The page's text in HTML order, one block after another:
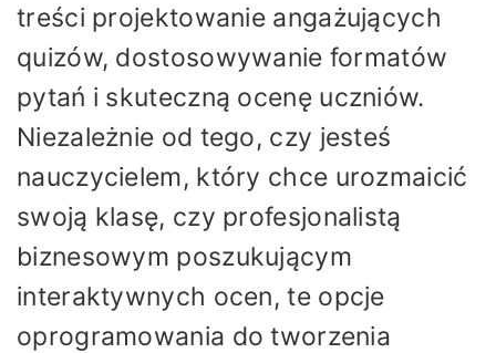
treści projektowanie angażujących
quizów, dostosowywanie formatów
pytań i skuteczną ocenę uczniów.
Niezależnie od tego, czy jesteś
nauczycielem, który chce urozmaicić
swoją klasę, czy profesjonalistą
biznesowym poszukującym
interaktywnych ocen, te opcje
oprogramowania do tworzenia